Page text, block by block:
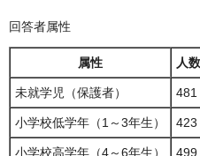
回答者属性
属性 人
未就学児（保護者） 481
小学校低学年（1～3年生） 423
小学校高学年（4～6年生） 499